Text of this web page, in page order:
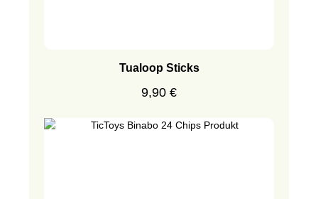
Tualoop Sticks
Regulärer Preis:
9,90 €